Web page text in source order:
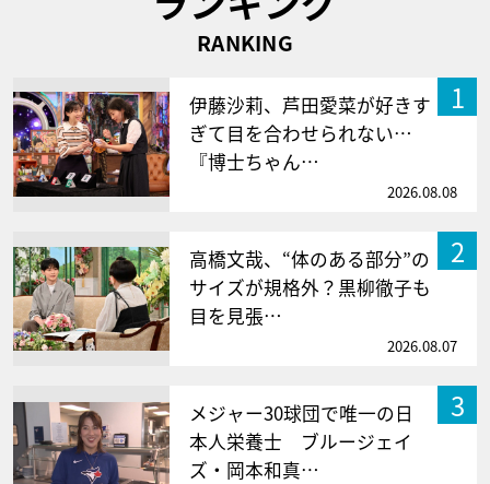
RANKING
1
伊藤沙莉、芦田愛菜が好きす
ぎて目を合わせられない…
『博士ちゃん…
2026.08.08
2
高橋文哉、“体のある部分”の
サイズが規格外？黒柳徹子も
目を見張…
2026.08.07
3
メジャー30球団で唯一の日
本人栄養士 ブルージェイ
ズ・岡本和真…